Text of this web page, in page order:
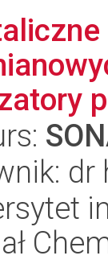
dr